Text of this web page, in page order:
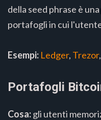
della seed phrase è
portafogli in cui
Esempi: Ledger, Trezor,
Portafogli
Cosa:gli utenti